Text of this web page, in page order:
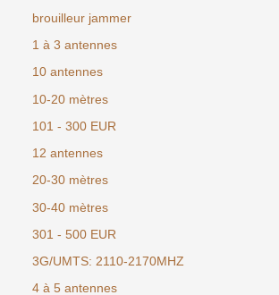
brouilleur jammer
1 à 3 antennes
10 antennes
10-20 mètres
101 - 300 EUR
12 antennes
20-30 mètres
30-40 mètres
301 - 500 EUR
3G/UMTS: 2110-2170MHZ
4 à 5 antennes